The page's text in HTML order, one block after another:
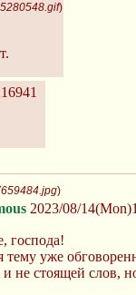
)
)
2023/08/
господа!
уже
не стоящей слов,